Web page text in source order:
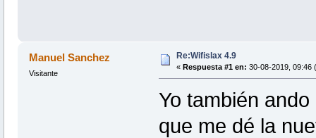
Manuel Sanchez
Visitante
Re:Wifislax 4.9
« Respuesta #1 en: 30-08-2019, 09:46
Yo también
que me dé la